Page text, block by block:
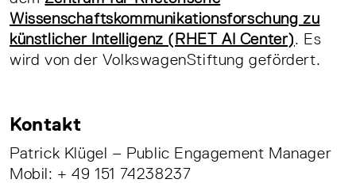
Wissenschaftskommunikationsforschung zu
künstlicher Intelligenz (RHET AI Center). Es
wird von der VolkswagenStiftung gefördert.
Kontakt
Patrick Klügel – Public Engagement Manager
Mobil: + 49 151 74238237